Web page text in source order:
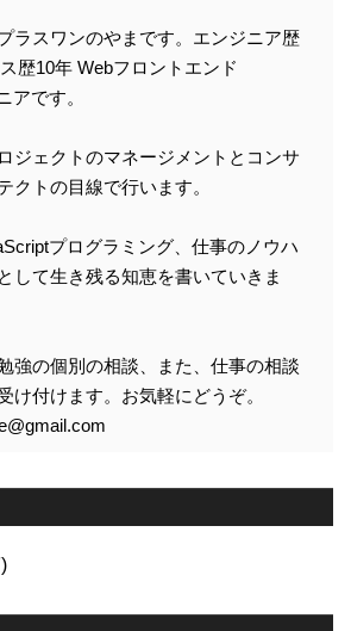
ラスワンのやまです。エンジニア歴
歴10年 Webフロントエンド
アです。
ジェクトのマネージメントとコンサ
クトの目線で行います。
プログラミング、仕事のノウハ
して生き残る知恵を書いていきま
強の個別の相談、また、仕事の相談
け付けます。お気軽にどうぞ。